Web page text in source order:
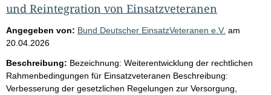
und Reintegration von Einsatzveteranen
Angegeben von: Bund Deutscher EinsatzVeteranen e.V. am
20.04.2026
Beschreibung: Bezeichnung: Weiterentwicklung der rechtlichen
Rahmenbedingungen für Einsatzveteranen Beschreibung:
Verbesserung der gesetzlichen Regelungen zur Versorgung,